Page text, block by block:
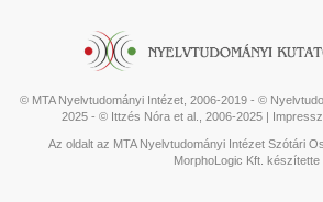
© MTA Nyelvtudományi Intézet, 2006-2019 - ©
2025 - © Ittzés Nóra et al., 2006-2025 |
Az oldalt az MTA Nyelvtudományi Intézet Szótári
MorphoLogic Kft. készítette